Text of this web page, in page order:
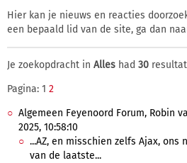
Hier kan je nieuws en reacties
een bepaald lid van de site, ga dan
Je zoekopdracht in Alles had 30
Pagina: 1 2
Algemeen Feyenoord Forum, Robin
2025, 10:58:10
...AZ, en misschien zelfs Ajax, ons
van de laatste...